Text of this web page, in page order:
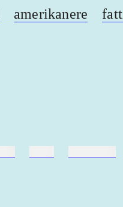
amerikanere